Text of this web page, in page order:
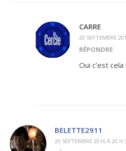
CARRE
20 SEPTEMBRE
RÉPONDRE
Oui c’est cela !
BELETTE2911
20 SEPTEMBRE 2016 À 20 H